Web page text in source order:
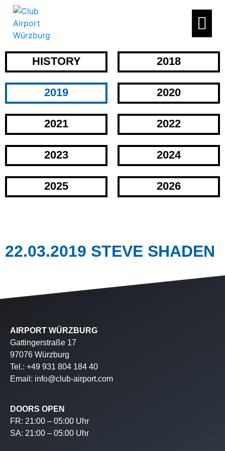
HISTORY 2018
2019 2020
2021 2022
2023 2024
2025 2026
22.03.2019 STEVE SHADEN
AIRPORT WÜRZBURG
Gattingerstraße 17
97076 Würzburg
Tel.: +49 931 804 184 40
Email: info@club-airport.com
DOORS OPEN
FR: 21:00 – 05:00 Uhr
SA: 21:00 – 05:00 Uhr